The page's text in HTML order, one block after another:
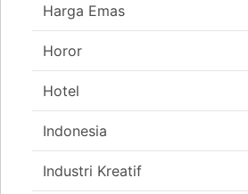
Harga Emas
Horor
Hotel
Indonesia
Industri Kreatif